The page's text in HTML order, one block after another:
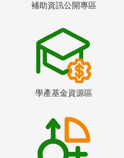
補助資訊公開專區
學產基金資源區